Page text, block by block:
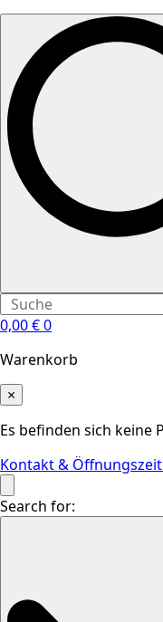
0,00€0
Warenkorb
×
Es befinden sich keine
Kontakt &
Search for: